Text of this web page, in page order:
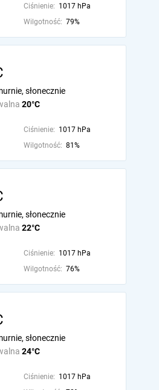
Ciśnienie: 1017 hPa
Wilgotność: 79%
20°C
słonecznie
Ciśnienie: 1017 hPa
Wilgotność: 81%
22°C
słonecznie
Ciśnienie: 1017 hPa
Wilgotność: 76%
24°C
słonecznie
Ciśnienie: 1017 hPa